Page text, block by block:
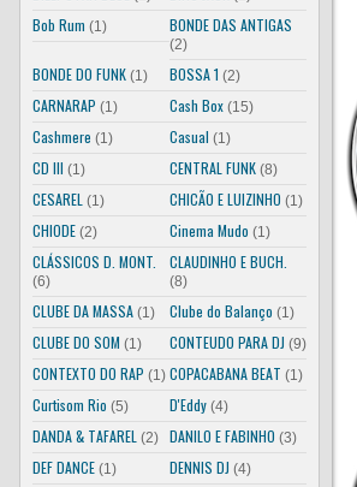
Bob Rum (1) BONDE DAS ANTIGAS
(2)
BONDE DO FUNK (1) BOSSA 1 (2)
CARNARAP (1) Cash Box (15)
Cashmere (1) Casual (1)
CD III (1) CENTRAL FUNK (8)
CESAREL (1) CHICÃO E LUIZINHO (1)
CHIODE (2) Cinema Mudo (1)
CLÁSSICOS D. MONT.
(6)
CLAUDINHO E BUCH.
(8)
CLUBE DA MASSA (1) Clube do Balanço (1)
CLUBE DO SOM (1) CONTEUDO PARA DJ (9)
CONTEXTO DO RAP (1) COPACABANA BEAT (1)
Curtisom Rio (5) D'Eddy (4)
DANDA & TAFAREL (2) DANILO E FABINHO (3)
DEF DANCE (1) DENNIS DJ (4)